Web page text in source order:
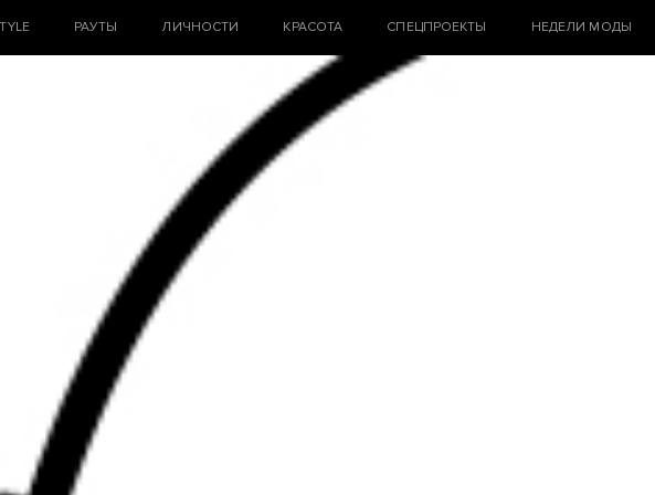
РАУТЫ ЛИЧНОСТИ КРАСОТА СПЕЦПРОЕКТЫ НЕДЕЛИ МОДЫ